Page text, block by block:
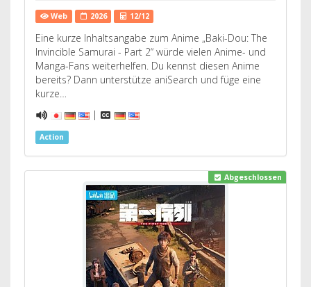
Web 2026 12/12
Eine kurze Inhaltsangabe zum Anime „Baki-Dou: The
Invincible Samurai - Part 2“ würde vielen Anime- und
Manga-Fans weiterhelfen. Du kennst diesen Anime
bereits? Dann unterstütze aniSearch und füge eine
kurze…
|
Action
Abgeschlossen